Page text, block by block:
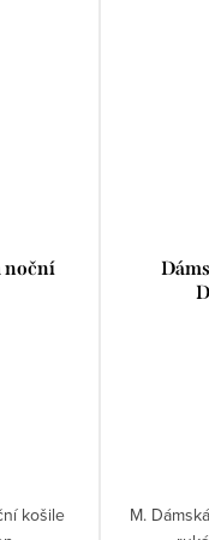
noční
košile
M.